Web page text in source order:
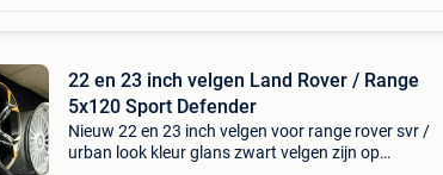
22 en 23 inch velgen Land Rover / Range
5x120 Sport Defender
Nieuw 22 en 23 inch velgen voor range rover svr /
urban look kleur glans zwart velgen zijn op